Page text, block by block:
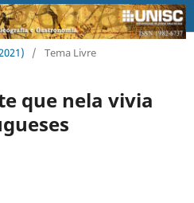
/ Tema Livre
que nela vivia